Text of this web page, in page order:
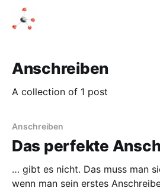
Anschreiben
A collection of 1 post
Anschreiben
Das perfekte
… gibt es nicht. Das muss man sich klar machen,
wenn man sein erstes